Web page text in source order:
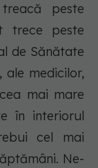
peste
trece peste
de Sănătate
ale medicilor,
mai mare
în interiorul
cel mai
Ne-